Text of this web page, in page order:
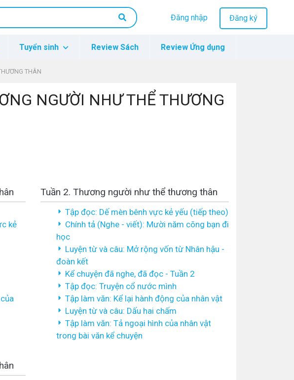
Đăng nhập Đăng ký
Tuyển sinh Review Sách Review Ứng dụng
THÂN
NGƯỜI NHƯ THỂ THƯƠNG
kẻ
Tuần 2. Thương người như thể thương thân
Tập đọc: Dế mèn bênh vực kẻ yếu (tiếp theo)
Chính tả (Nghe - viết): Mười năm cõng bạn đi
học
Luyện từ và câu: Mở rộng vốn từ Nhân hậu -
đoàn kết
Kể chuyện đã nghe, đã đọc - Tuần 2
Tập đọc: Truyện cổ nước mình
Tập làm văn: Kể lại hành động của nhân vật
Luyện từ và câu: Dấu hai chấm
Tập làm văn: Tả ngoại hình của nhân vật
trong bài văn kể chuyện